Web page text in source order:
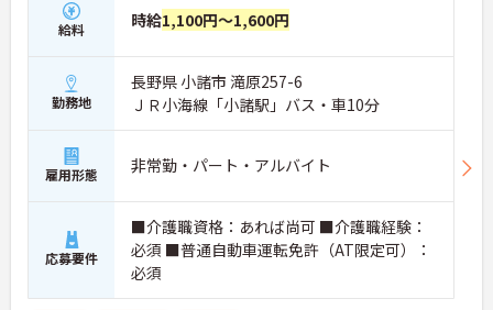
給料 時給1,100円～1,600円
勤務地
長野県 小諸市 滝原257-6
ＪＲ小海線「小諸駅」バス・車10分
雇用形態 非常勤・パート・アルバイト
応募要件
■介護職資格：あれば尚可 ■介護職経験：
必須 ■普通自動車運転免許（AT限定可）：
必須